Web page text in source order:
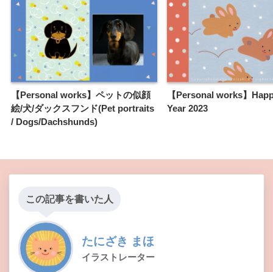
【Personal works】ペットの似顔
絵/犬/ダックスフンド(Pet portraits
/ Dogs/Dachshunds)
【Personal works】
Year 2023
この記事を書いた人
たにざき まほ
イラストレーター